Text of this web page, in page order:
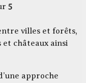
5
villes et forêts,
et châteaux ainsi
approche